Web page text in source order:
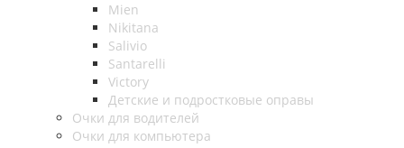
Mien
Nikitana
Salivio
Santarelli
Victory
Детские и подростковые оправы
Очки для водителей
Очки для компьютера